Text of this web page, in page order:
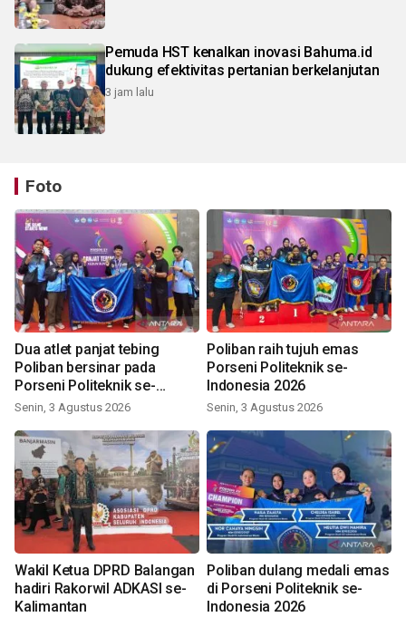
Pemuda HST kenalkan inovasi Bahuma.id
dukung efektivitas pertanian berkelanjutan
3 jam lalu
Foto
Dua atlet panjat tebing
Poliban bersinar pada
Porseni Politeknik se-
Indonesia 2026
Senin, 3 Agustus 2026
Poliban raih tujuh emas
Porseni Politeknik se-
Indonesia 2026
Senin, 3 Agustus 2026
Wakil Ketua DPRD Balangan
hadiri Rakorwil ADKASI se-
Kalimantan
Poliban dulang medali emas
di Porseni Politeknik se-
Indonesia 2026